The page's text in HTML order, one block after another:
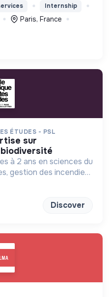
Internship
Paris, France
ÉTUDES - PSL
à 2 ans en sciences du
gestion des incendies
Discover